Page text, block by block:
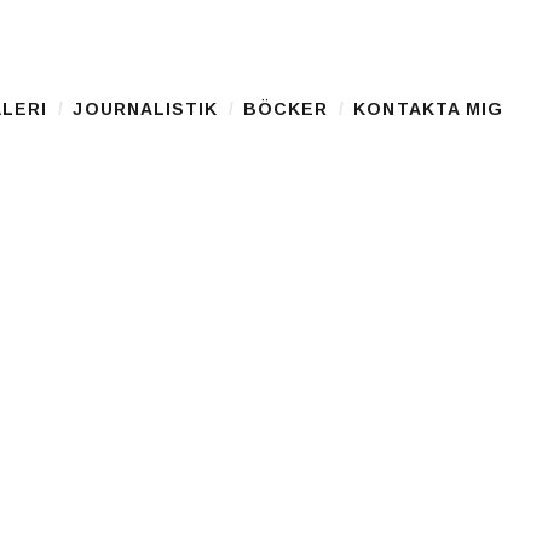
JOURNALISTIK BÖCKER KONTAKTA MIG